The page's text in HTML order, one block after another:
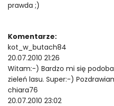
prawda ;)
Komentarze:
kot_w_butach84
20.07.2010 21:26
Witam:-) Bardzo mi się
zieleń lasu. Super:-)
chiara76
20.07.2010 23:02